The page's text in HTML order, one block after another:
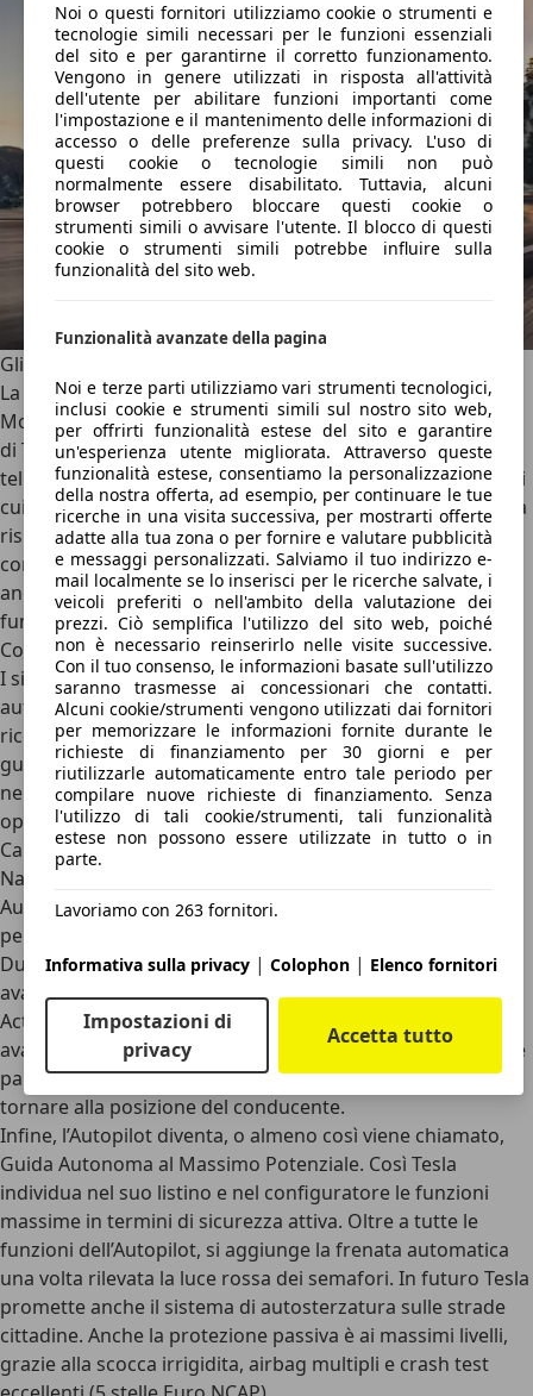
Noi o questi fornitori utilizziamo cookie o strumenti e
tecnologie simili necessari per le funzioni essenziali
del sito e per garantirne il corretto funzionamento.
Vengono in genere utilizzati in risposta all'attività
dell'utente per abilitare funzioni importanti come
l'impostazione e il mantenimento delle informazioni di
accesso o delle preferenze sulla privacy. L'uso di
questi cookie o tecnologie simili non può
normalmente essere disabilitato. Tuttavia, alcuni
browser potrebbero bloccare questi cookie o
strumenti simili o avvisare l'utente. Il blocco di questi
cookie o strumenti simili potrebbe influire sulla
funzionalità del sito web.
Funzionalità avanzate della pagina
Noi e terze parti utilizziamo vari strumenti tecnologici,
inclusi cookie e strumenti simili sul nostro sito web,
per offrirti funzionalità estese del sito e garantire
un'esperienza utente migliorata. Attraverso queste
funzionalità estese, consentiamo la personalizzazione
della nostra offerta, ad esempio, per continuare le tue
ricerche in una visita successiva, per mostrarti offerte
adatte alla tua zona o per fornire e valutare pubblicità
e messaggi personalizzati. Salviamo il tuo indirizzo e-
mail localmente se lo inserisci per le ricerche salvate, i
veicoli preferiti o nell'ambito della valutazione dei
prezzi. Ciò semplifica l'utilizzo del sito web, poiché
non è necessario reinserirlo nelle visite successive.
Con il tuo consenso, le informazioni basate sull'utilizzo
saranno trasmesse ai concessionari che contatti.
Alcuni cookie/strumenti vengono utilizzati dai fornitori
per memorizzare le informazioni fornite durante le
richieste di finanziamento per 30 giorni e per
riutilizzarle automaticamente entro tale periodo per
compilare nuove richieste di finanziamento. Senza
l'utilizzo di tali cookie/strumenti, tali funzionalità
estese non possono essere utilizzate in tutto o in
parte.
Lavoriamo con 263 fornitori.
Informativa sulla privacy | Colophon | Elenco fornitori
Impostazioni di
privacy
Accetta tutto
Gli ADAS e la sicurezza
La sicurezza è da sempre un pilastro per Tesla, e la nuova
Model Y porta questo standard ancora più in alto. Dotata
di Tesla Vision, che qui si aggiorna con una nuova
telecamera all’anteriore posizionata sotto la barra a LED di
cui sopra, la Model Y si affida al monitoraggio a 360° per la
risposta automatica alla presenza di ostacoli, veicoli sulla
corsia di sorpasso, veicoli che precedono e tanto altro
ancora. Dal volante si attiva, sulla razza di destra, la
funzioneAutopilot. Nella sua versione base offre ilCruise
Control adattivoe il sistema di autosterzatura;
I sistemi di sicurezza attivicomprendono frenata
automatica d’emergenza, mantenimento corsia,
riconoscimento dei segnali, assistenza al cambio corsia e
guida semi-autonoma in autostrada, come evidenziato
nelle funzioni dell’Autopilot base. L’Autopilot avanzato, in
opzione, aggiunge:
Cambio di corsia automatico
Navigate on Autopilot (Beta)
Autopark: parcheggio automatico, sia in parallelo sia in
perpendicolare
Dumb Summon: tramite l’app l’auto può essere spostata
avanti e indietro in spazi stretti
Actually Smart Summon: funzione di guida autonoma
avanzata, con questa tecnologia la Model Y può affrontare
parcheggi più complessi e muoversi tra oggetti per
tornare alla posizione del conducente.
Infine, l’Autopilot diventa, o almeno così viene chiamato,
Guida Autonoma al Massimo Potenziale. Così Tesla
individua nel suo listino e nel configuratore le funzioni
massime in termini di sicurezza attiva. Oltre a tutte le
funzioni dell’Autopilot, si aggiunge la frenata automatica
una volta rilevata la luce rossa dei semafori. In futuro Tesla
promette anche il sistema di autosterzatura sulle strade
cittadine. Anche la protezione passiva è ai massimi livelli,
grazie alla scocca irrigidita, airbag multipli e crash test